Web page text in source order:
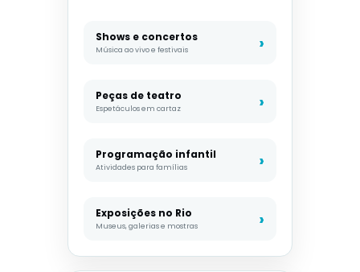
Shows e concertos
Música ao vivo e festivais
Peças de teatro
Espetáculos em cartaz
Programação infantil
Atividades para famílias
Exposições no Rio
Museus, galerias e mostras